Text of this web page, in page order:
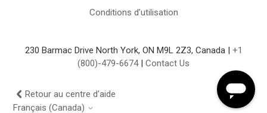
Conditions d’utilisation
230 Barmac Drive North York, ON M9L 2Z3, Canada | +1
(800)-479-6674| Contact Us
Retour au centre d'aide
Français (Canada)